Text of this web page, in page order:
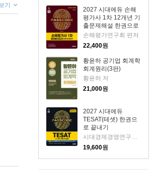
2027 시대에듀 손해
평가사 1차 12개년 기
출문제해설 한권으로
끝내기
손해평가연구회 편저
22,400원
황윤하 공기업 회계학
회계원리(3판)
황윤하 저
21,000원
2027 시대에듀
TESAT(테셋) 한권으
로 끝내기
19,600원
기